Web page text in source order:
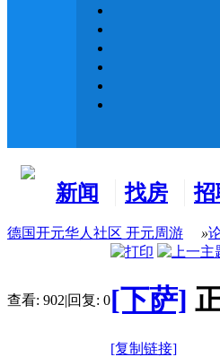
新闻
找房
招
德国开元华人社区 开元周游 »
查看: 902|回复: 0[下萨]
[复制链接]